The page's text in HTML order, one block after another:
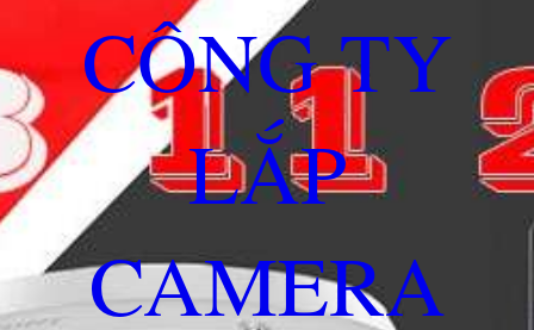
CÔNG TY
LẮP
CAMERA